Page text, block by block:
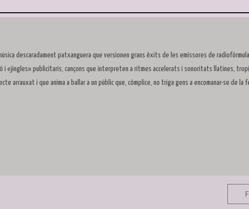
descaradament patxanguera que versionen grans èxits de les emissores de radiofórmula
i «jingles» publicitaris, cançons que interpreten a ritmes accelerats i sonoritats llatines,
arrauxat i que anima a ballar a un públic que, còmplice, no triga gens a encomanar-se de la